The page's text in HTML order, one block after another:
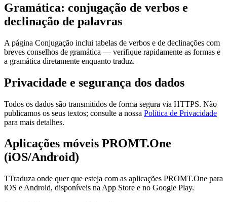
Gramática: conjugação de verbos e
declinação de palavras
A página Conjugação inclui tabelas de verbos e de declinações com
breves conselhos de gramática — verifique rapidamente as formas e
a gramática diretamente enquanto traduz.
Privacidade e segurança dos dados
Todos os dados são transmitidos de forma segura via HTTPS. Não
publicamos os seus textos; consulte a nossa Política de Privacidade
para mais detalhes.
Aplicações móveis PROMT.One
(iOS/Android)
TTraduza onde quer que esteja com as aplicações PROMT.One para
iOS e Android, disponíveis na App Store e no Google Play.